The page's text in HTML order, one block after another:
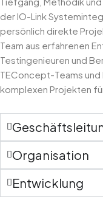
der IO-Link
persönlich direkte
Team aus erfahrenen
Testingenieuren und
TEConcept-Teams
komplexen Projekten
Organisation
Entwicklung